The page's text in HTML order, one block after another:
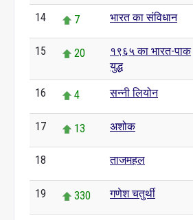
14 7 भारत का संविधान
15 20
१९६५ का भारत-पाक
युद्ध
16 4 सन्नी लियोन
17 13 अशोक
18 ताजमहल
19 330 गणेश चतुर्थी